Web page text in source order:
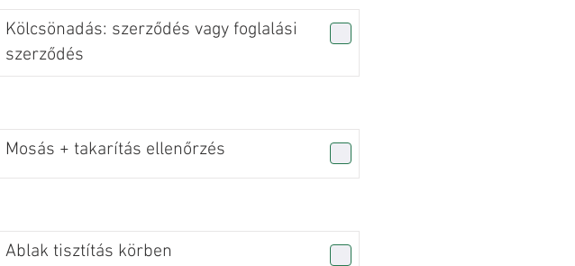
Kölcsönadás: szerződés vagy foglalási
szerződés
Mosás + takarítás ellenőrzés
Ablak tisztítás körben